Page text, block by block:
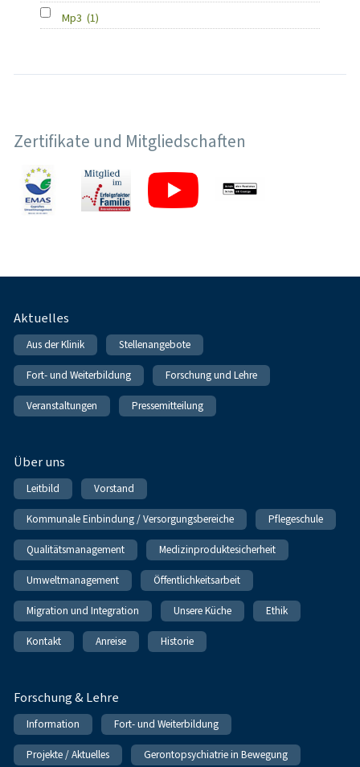
Mp3 (1)
Zertifikate und Mitgliedschaften
Fußnavigation
Aktuelles
Aus der Klinik Stellenangebote
Fort- und Weiterbildung Forschung und Lehre
Veranstaltungen Pressemitteilung
Über uns
Leitbild Vorstand
Kommunale Einbindung / Versorgungsbereiche Pflegeschule
Qualitätsmanagement Medizinproduktesicherheit
Umweltmanagement Öffentlichkeitsarbeit
Migration und Integration Unsere Küche Ethik
Kontakt Anreise Historie
Forschung & Lehre
Information Fort- und Weiterbildung
Projekte / Aktuelles Gerontopsychiatrie in Bewegung